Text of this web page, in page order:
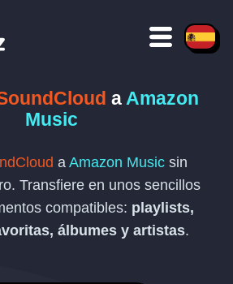
a Amazon
Music
a Amazon Musicsin
Transfiere en unos sencillos
compatibles: playlists,
álbumes y artistas.